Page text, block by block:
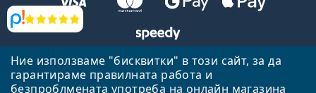
Ние използваме "бисквитки" в този сайт, за да
гарантираме правилната работа и
безпроблмената употреба на онлайн магазина
Прегледи
Назад към началната страница
Нагоре
Lentiamo.bg е собственост и се управлява от Lentiamo s.r.o.,